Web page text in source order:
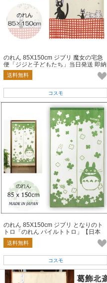
のれん 85X150cm ジブリ 魔女の宅急
便「ジジと子どもたち」当日発送 即納
送料無料
コスモ
のれん 85X150cm ジブリ となりのト
トロ「のれん パイルトトロ」【日本
製】コスモ 目隠し
送料無料
コスモ